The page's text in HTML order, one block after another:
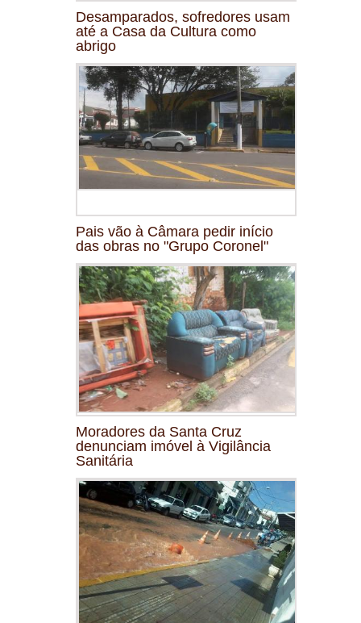
Desamparados, sofredores usam
até a Casa da Cultura como
abrigo
Pais vão à Câmara pedir início
das obras no "Grupo Coronel"
Moradores da Santa Cruz
denunciam imóvel à Vigilância
Sanitária